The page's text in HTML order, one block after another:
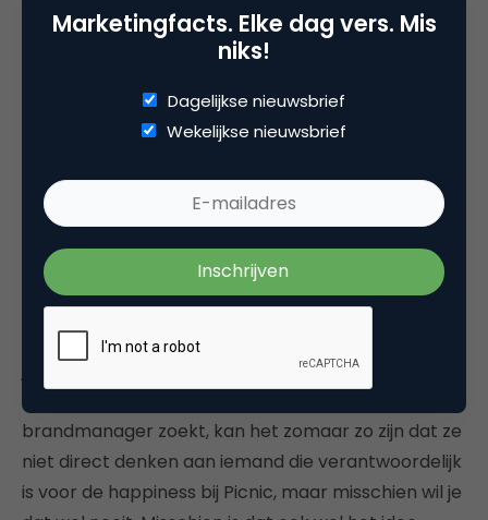
te maken wat je skills zijn. Iets dat aan je kleeft.
Zodra je op straat komt te staan, omdat de coole
helaas kan dat iedereen overkomen, ook al ben je
een supercreative bij Picnic), dan heb je er geen bal
aan dat je bij de online supermarkt door het leven
ging als creative.
Nu sluit ik niet uit dat je best op je cv kan zetten dat
je ‘DigiTony’ bent en dat andere hipsters dat
übercoolblue
brandmanager zoekt, kan het zomaar zo zijn dat ze
niet direct denken aan iemand die verantwoordelijk
is voor de happiness bij Picnic, maar misschien wil je
Marketingfacts. Elke dag vers. Mis
niks!
Dagelijkse nieuwsbrief
Wekelijkse nieuwsbrief